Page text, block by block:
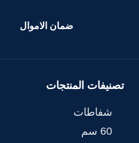
ضمان الاموال
تصنيفات المنتجات
شفاطات
60 سم